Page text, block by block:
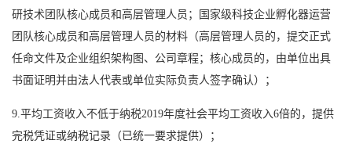
研技术团队核心成员和高层管理人员；国家级科技企业孵化器运营
团队核心成员和高层管理人员的材料（高层管理人员的，提交正式
任命文件及企业组织架构图、公司章程；核心成员的，由单位出具
书面证明并由法人代表或单位实际负责人签字确认）；
9.平均工资收入不低于纳税2019年度社会平均工资收入6倍的，提供
完税凭证或纳税记录（已统一要求提供）；